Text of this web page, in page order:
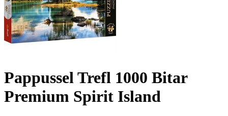
Pappussel Trefl 1000 Bitar
Premium Spirit Island